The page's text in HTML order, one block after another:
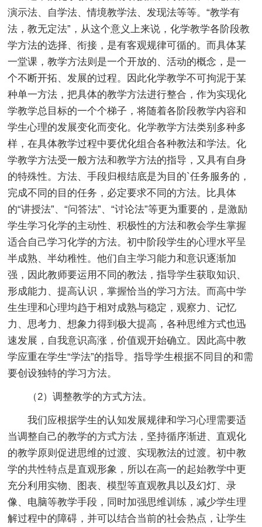
演示法、自学法、情境教学法、发现法等等。“教学有
法，教无定法”，从这个意义上来说，化学教学各阶段教
学方法的选择、衔接，是有客观规律可循的。而具体某
一堂课，教学方法则是一个开放的、活动的概念，是一
个不断开拓、发展的过程。因此化学教学不可拘泥于某
种单一方法，把具体的教学方法进行整合，作为实现化
学教学总目标的一个个梯子，将随着各阶段教学内容和
学生心理的发展变化而变化。化学教学方法类别多种多
样，在具体教学过程中要优化组合各种教法和学法。化
学教学方法受一般方法和教学方法的指导，又具有自身
的特殊性。方法、手段归根结底是为目的`任务服务的，
完成不同的目的任务，必定要求不同的方法。比具体
的“讲授法”、“问答法”、“讨论法”等更为重要的，是激励
学生学习化学的主动性、积极性的方法和教会学生掌握
适合自己学习化学的方法。初中阶段学生的心理水平呈
半成熟、半幼稚性。他们自主学习能力和意识逐渐加
强，因此教师要运用不同的教法，指导学生获取知识、
形成能力、提高认识，掌握恰当的学习方法。而高中学
生生理和心理均趋于相对成熟与稳定，观察力、记忆
力、思考力、想象力得到极大提高，各种思维方式也迅
速发展，自我意识高涨，价值观开始确立。因此高中教
学应重在学生“学法”的指导。指导学生根据不同目的和需
要创设独特的学习方法。
（2）调整教学的方式方法。
我们应根据学生的认知发展规律和学习心理需要适
当调整自己的教学的方式方法，坚持循序渐进、直观化
的教学原则促进思维的过渡、实现教法的过渡。初中教
学的共性特点是直观形象，所以在高一的起始教学中更
充分利用实物、图表、模型等直观教具以及幻灯、录
像、电脑等教学手段，同时加强思维训练，减少学生理
解过程中的障碍，并可以结合当前的社会热点，让学生